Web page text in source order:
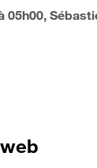
05h00,